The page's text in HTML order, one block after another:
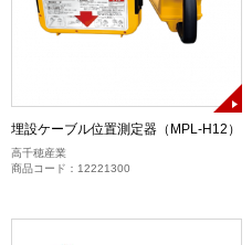
埋設ケーブル位置測定器（MPL-H12）
高千穂産業
商品コード：12221300